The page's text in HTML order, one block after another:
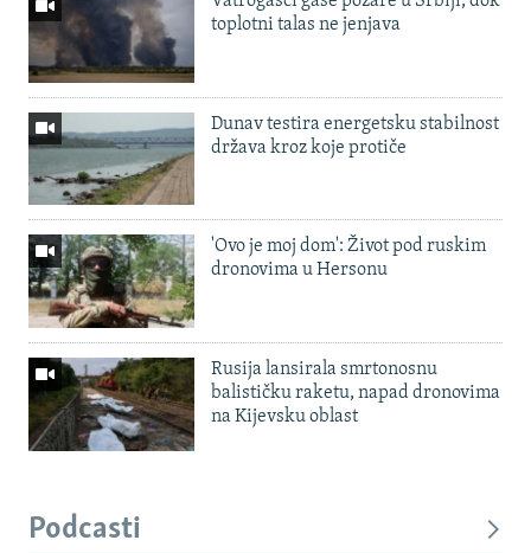
toplotni talas ne jenjava
Dunav testira energetsku stabilnost
država kroz koje protiče
'Ovo je moj dom': Život pod ruskim
dronovima u Hersonu
Rusija lansirala smrtonosnu
balističku raketu, napad dronovima
na Kijevsku oblast
Podcasti